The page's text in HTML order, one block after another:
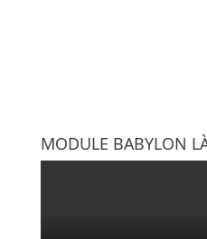
MODULE BABYLON